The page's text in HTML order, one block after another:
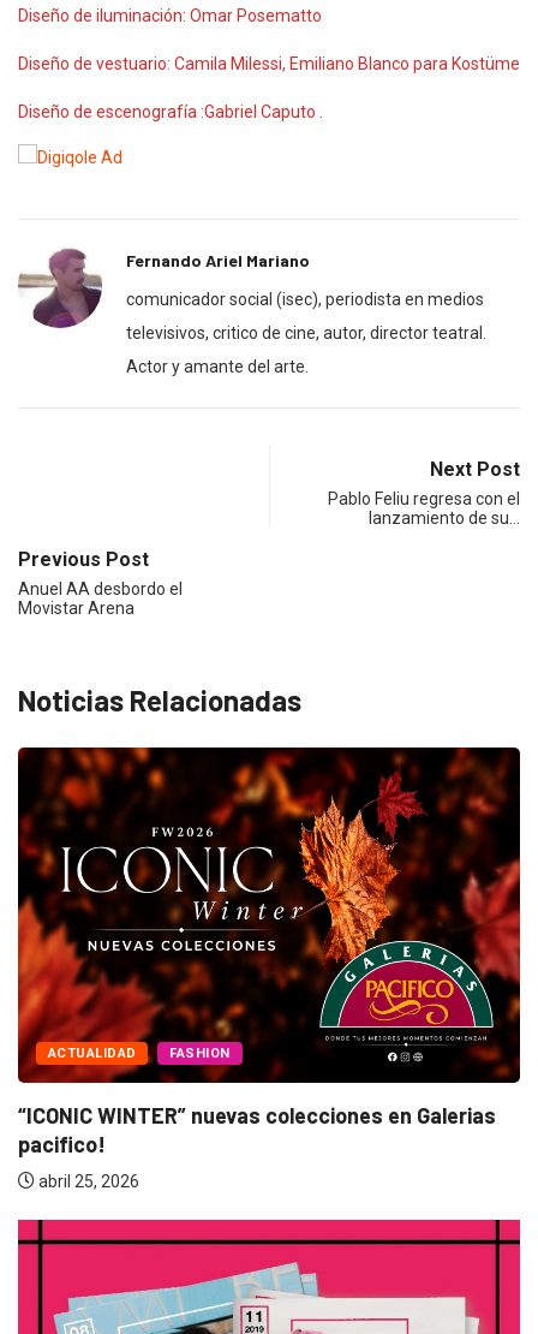
Diseño de iluminación: Omar Posematto
Diseño de vestuario: Camila Milessi, Emiliano Blanco para Kostüme
Diseño de escenografía :Gabriel Caputo .
Fernando Ariel Mariano
comunicador social (isec), periodista en medios
televisivos, critico de cine, autor, director teatral.
Actor y amante del arte.
Previous Post
Anuel AA desbordo el
Movistar Arena
Next Post
Pablo Feliu regresa con el
lanzamiento de su…
Noticias Relacionadas
ACTUALIDAD
“BANDANA” 25 años! Nostalgia y reencuentro